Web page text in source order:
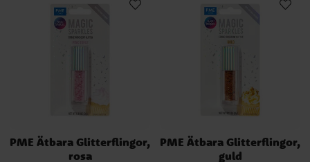
PME Ätbara Glitterflingor,
rosa
PME Ätbara Glitterflingor,
guld